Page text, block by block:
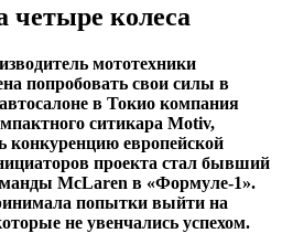
четыре колеса
мототехники
попробовать свои силы в
в Токио компания
ситикара Motiv,
конкуренцию европейской
проекта стал бывший
McLaren в «Формуле-1».
попытки выйти на
не увенчались успехом.